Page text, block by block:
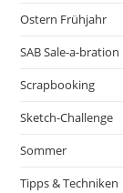
Ostern Frühjahr
SAB Sale-a-bration
Scrapbooking
Sketch-Challenge
Sommer
Tipps & Techniken